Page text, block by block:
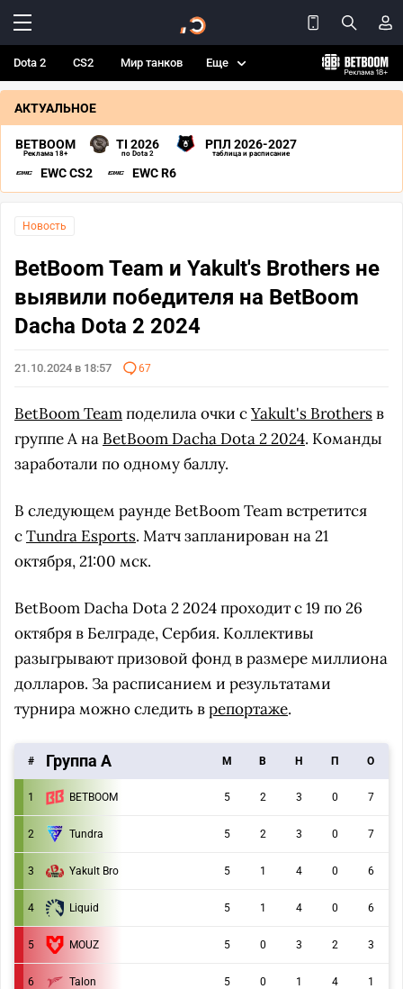
Dota 2 CS2 Мир танков Еще
АКТУАЛЬНОЕ
BETBOOM
Реклама 18+
TI 2026
по Dota 2
РПЛ 2026-2027
таблица и расписание
EWC CS2 EWC R6
Новость
BetBoom Team и Yakult's Brothers не
выявили победителя на BetBoom
Dacha Dota 2 2024
21.10.2024 в 18:57 67
BetBoom Teamподелила очки сYakult's Brothersв
группе A на BetBoom Dacha Dota 2 2024. Команды
заработали по одному баллу.
В следующем раунде BetBoom Team встретится
сTundra Esports. Матч запланирован на 21
октября, 21:00 мск.
BetBoom Dacha Dota 2 2024 проходит с 19 по 26
октября в Белграде, Сербия. Коллективы
разыгрывают призовой фонд в размере миллиона
долларов. За расписанием и результатами
турнира можно следить врепортаже.
# Группа A M В Н П О
1 BETBOOM 5 2 3 0 7
2 Tundra 5 2 3 0 7
3 Yakult Bro 5 1 4 0 6
4 Liquid 5 1 4 0 6
5 MOUZ 5 0 3 2 3
6 Talon 5 0 1 4 1